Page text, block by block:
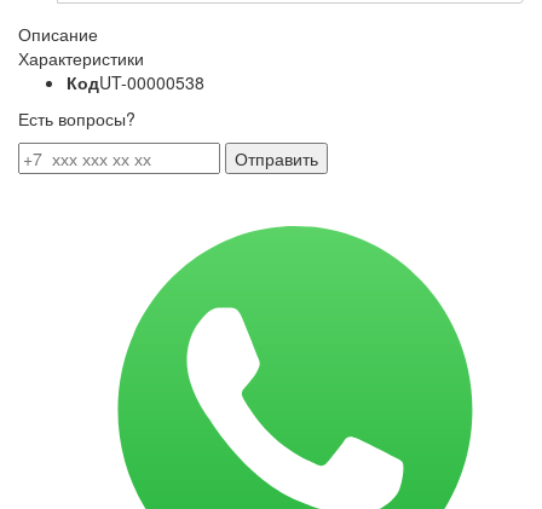
Описание
Характеристики
КодUT-00000538
Есть вопросы?
Отправить